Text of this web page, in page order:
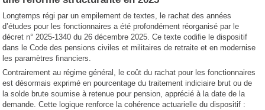
Longtemps régi par un empilement de textes, le rachat des années
d’études pour les fonctionnaires a été profondément réorganisé par le
décret n° 2025-1340 du 26 décembre 2025. Ce texte codifie le dispositif
dans le Code des pensions civiles et militaires de retraite et en modernise
les paramètres financiers.
Contrairement au régime général, le coût du rachat pour les fonctionnaires
est désormais exprimé en pourcentage du traitement indiciaire brut ou de
la solde brute soumise à retenue pour pension, apprécié à la date de la
demande. Cette logique renforce la cohérence actuarielle du dispositif :